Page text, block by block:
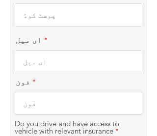
ای میل
فون
Do you drive and have access to
vehicle with relevant insurance *